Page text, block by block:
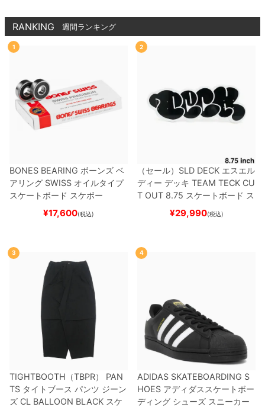
RANKING 週間ランキング
1
BONES BEARING ボーンズ ベ
アリング SWISS オイルタイプ
スケートボード スケボー
¥17,600(税込)
2
（セール） SLD DECK エスエル
ディー デッキ TEAM TECK CU
T OUT 8.75 スケートボード ス
¥29,990(税込)
3
TIGHTBOOTH（TBPR） PAN
TS タイトブース パンツ ジーン
ズ CL BALLOON BLACK スケ
4
ADIDAS SKATEBOARDING S
HOES アディダススケートボー
ディング シューズ スニーカー